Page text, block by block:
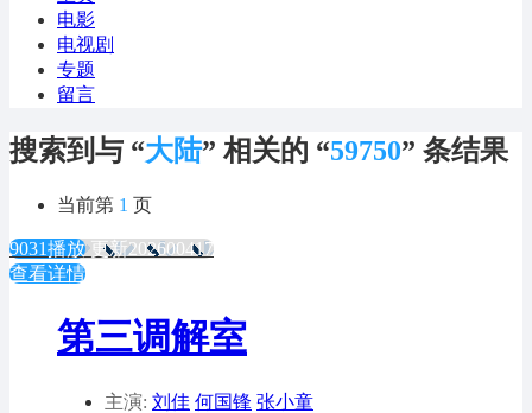
电影
电视剧
专题
留言
搜索到与 “大陆” 相关的 “59750” 条结果
当前第 1 页
9031播放 更新202600417
查看详情
第三调解室
主演: 刘佳 何国锋 张小童